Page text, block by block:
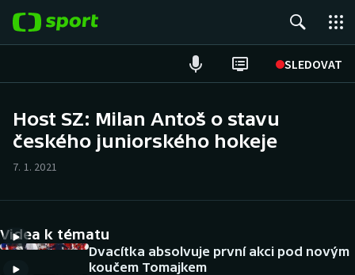
SLEDOVAT
Hokej
Cyklistika
Host SZ: Milan Antoš o stavu
českého juniorského hokeje
7. 1. 2021
Videa k tématu
Dvacítka absolvuje první akci pod novým
koučem Tomajkem